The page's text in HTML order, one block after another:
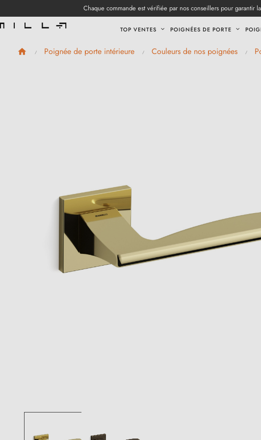
Chaque commande est vérifiée par nos conseillers pour
TOP VENTES POIGNÉES DE PORTE
Poignée de porte intérieure Couleurs de nos poignées